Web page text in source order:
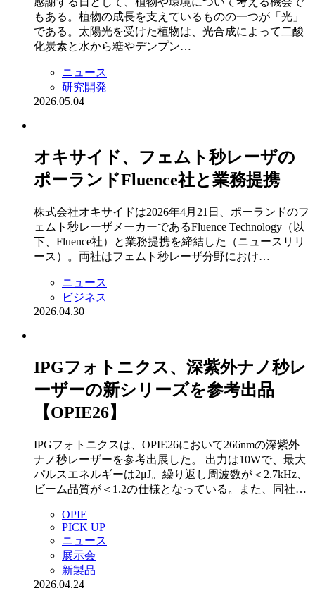
もある。植物の成長を支えているものの一つが「光」
である。太陽光を受けた植物は、光合成によって二酸
化炭素と水から糖やデンプン…
ニュース
研究開発
2026.05.04
オキサイド、フェムト秒レーザの
ポーランドFluence社と業務提携
株式会社オキサイドは2026年4月21日、ポーランドのフ
ェムト秒レーザメーカーであるFluence Technology（以
下、Fluence社）と業務提携を締結した（ニュースリリ
ース）。両社はフェムト秒レーザ分野におけ…
ニュース
ビジネス
2026.04.30
IPGフォトニクス、深紫外ナノ秒レ
ーザーの新シリーズを参考出品
【OPIE26】
IPGフォトニクスは、OPIE26において266nmの深紫外
ナノ秒レーザーを参考出展した。 出力は10Wで、最大
パルスエネルギーは2μJ。繰り返し周波数が＜2.7kHz、
ビーム品質が＜1.2の仕様となっている。また、同社…
OPIE
PICK UP
ニュース
展示会
新製品
2026.04.24